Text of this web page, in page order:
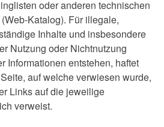
oder anderen technischen
Katalog). Für illegale,
Inhalte und insbesondere
Nutzung oder Nichtnutzung
Informationen entstehen, haftet
auf welche verwiesen wurde,
Links auf die jeweilige
verweist.